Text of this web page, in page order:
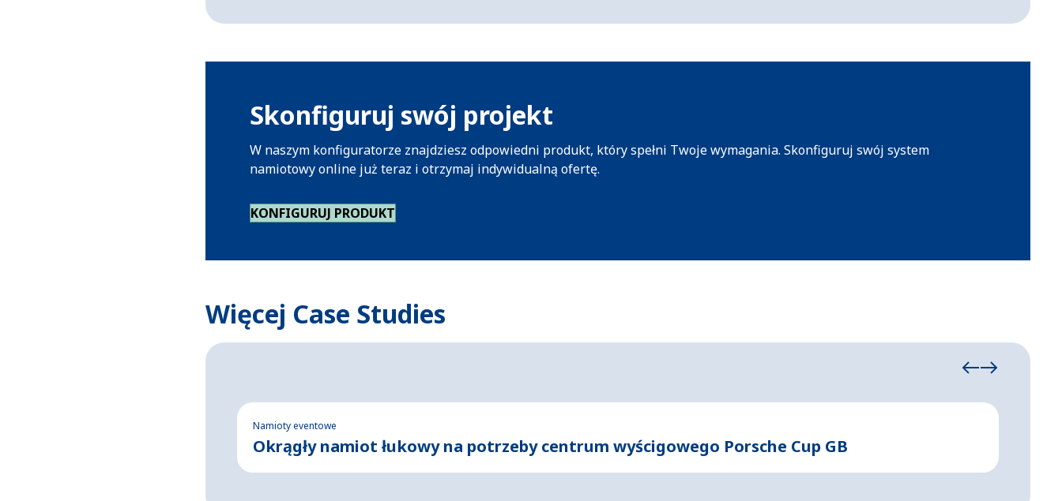
Skonfiguruj swój projekt
W naszym konfiguratorze znajdziesz odpowiedni produkt, który spełni Twoje wymagania. Skonfiguruj swój system
namiotowy online już teraz i otrzymaj indywidualną ofertę.
KONFIGURUJ PRODUKT
Więcej Case Studies
Namioty eventowe
Okrągły namiot łukowy na potrzeby centrum wyścigowego Porsche Cup GB